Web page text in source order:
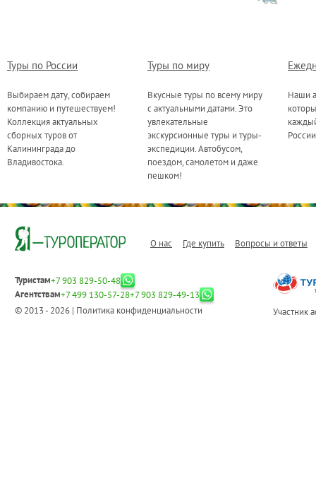
Туры по России
Выбираем дату, собираем
компанию и путешествуем!
Коллекция актуальных
сборных туров от
Калининграда до
Владивостока.
Туры по миру
Вкусные туры по всему миру
с актуальными датами. Это
увлекательные
экскурсионные туры и туры-
экспедиции. Автобусом,
поездом, самолетом и даже
пешком!
Наши
О нас Где купить Вопросы и ответы
Туристам+7 903 829-50-48
Агентствам+7 499 130-57-28+7 903 829-49-13
© 2013 - 2026 | Политика конфиденциальности Участник